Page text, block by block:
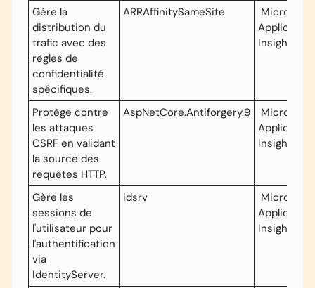
Gère la
distribution du
trafic avec des
règles de
confidentialité
spécifiques.
ARRAffinitySameSite
Microsoft
Application
Insights
Protège contre
les attaques
CSRF en validant
la source des
requêtes HTTP.
AspNetCore.Antiforgery.9
Microsoft
Application
Insights
Gère les
sessions de
l'utilisateur pour
l'authentification
via
IdentityServer.
idsrv
Microsoft
Application
Insights